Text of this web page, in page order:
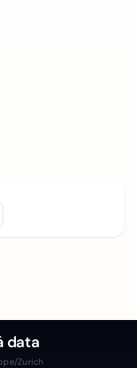
data
Zurich